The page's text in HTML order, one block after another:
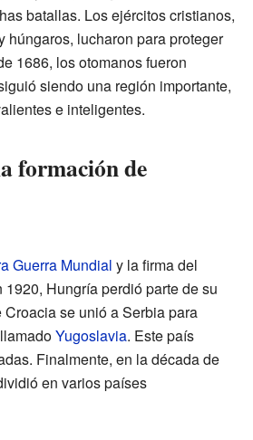
batallas. Los ejércitos cristianos,
húngaros, lucharon para proteger
1686, los otomanos fueron
siendo una región importante,
e inteligentes.
formación de
Guerra Mundial y la firma del
1920, Hungría perdió parte de su
se unió a Serbia para
Yugoslavia. Este país
Finalmente, en la década de
en varios países